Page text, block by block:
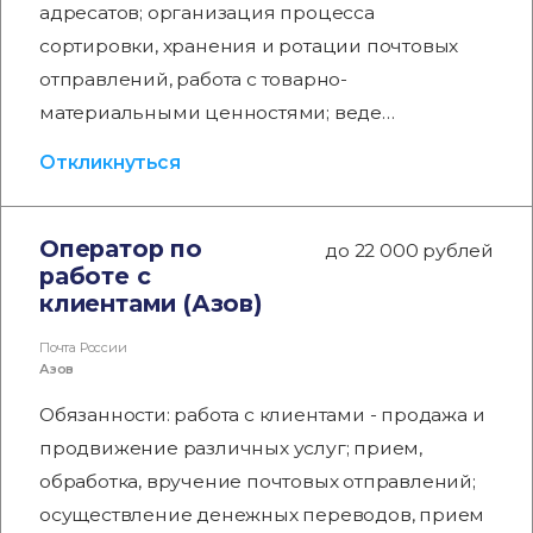
адресатов; организация процесса
сортировки, хранения и ротации почтовых
отправлений, работа с товарно-
материальными ценностями; веде…
Откликнуться
Оператор по
работе с
клиентами (Азов)
до 22 000 рублей
Почта России
Азов
Обязанности: работа с клиентами - продажа и
продвижение различных услуг; прием,
обработка, вручение почтовых отправлений;
осуществление денежных переводов, прием